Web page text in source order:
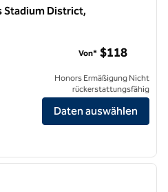
Stadium District,
Angeles Stadium District,
Von* $118
Honors Ermäßigung Nicht
rückerstattungsfähig
Daten auswählen